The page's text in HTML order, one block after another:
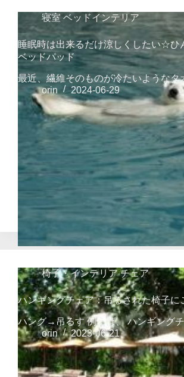
寝室 ベッドインテリア
睡眠時は出来るだけ涼しくしたい☆ひ
ベッドパッド
最近、繊維そのものが冷たいような
orin
2024-06-29
椅子・インテリア チェア
ハンギングチェア：吊るされた椅子に
ハング→吊るす 例えば、 ハンギング
orin
2023-06-21